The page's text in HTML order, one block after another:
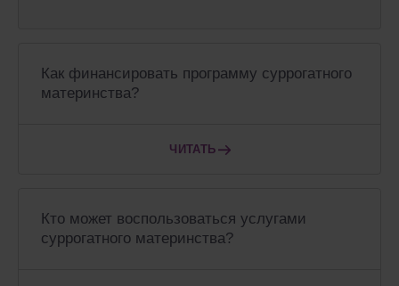
Как финансировать программу суррогатного
материнства?
ЧИТАТЬ
Кто может воспользоваться услугами
суррогатного материнства?